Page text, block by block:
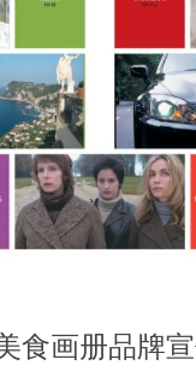
食画册品牌